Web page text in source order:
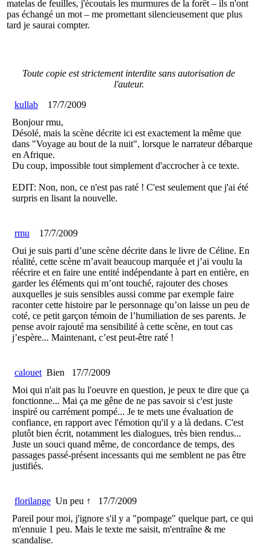
matelas de feuilles, j'écoutais les murmures de la forêt – ils n'ont
pas échangé un mot – me promettant silencieusement que plus
tard je saurai compter.
Toute copie est strictement interdite sans autorisation de
l'auteur.
kullab
17/7/2009
Bonjour rmu,
Désolé, mais la scène décrite ici est exactement la même que
dans "Voyage au bout de la nuit", lorsque le narrateur débarque
en Afrique.
Du coup, impossible tout simplement d'accrocher à ce texte.
EDIT: Non, non, ce n'est pas raté ! C'est seulement que j'ai été
surpris en lisant la nouvelle.
rmu
17/7/2009
Oui je suis parti d’une scène décrite dans le livre de Céline. En
réalité, cette scène m’avait beaucoup marquée et j’ai voulu la
réécrire et en faire une entité indépendante à part en entière, en
garder les éléments qui m’ont touché, rajouter des choses
auxquelles je suis sensibles aussi comme par exemple faire
raconter cette histoire par le personnage qu’on laisse un peu de
coté, ce petit garçon témoin de l’humiliation de ses parents. Je
pense avoir rajouté ma sensibilité à cette scène, en tout cas
j’espère... Maintenant, c’est peut-être raté !
calouet Bien
17/7/2009
Moi qui n'ait pas lu l'oeuvre en question, je peux te dire que ça
fonctionne... Mai ça me gêne de ne pas savoir si c'est juste
inspiré ou carrément pompé... Je te mets une évaluation de
confiance, en rapport avec l'émotion qu'il y a là dedans. C'est
plutôt bien écrit, notamment les dialogues, très bien rendus...
Juste un souci quand même, de concordance de temps, des
passages passé-présent incessants qui me semblent ne pas être
justifiés.
florilange Un peu ↑
17/7/2009
Pareil pour moi, j'ignore s'il y a "pompage" quelque part, ce qui
m'ennuie 1 peu. Mais le texte me saisit, m'entraîne & me
scandalise.